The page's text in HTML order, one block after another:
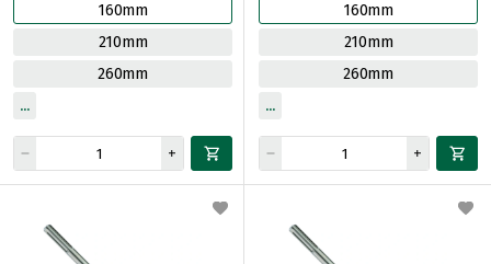
160mm
210mm
260mm
160mm
210mm
260mm